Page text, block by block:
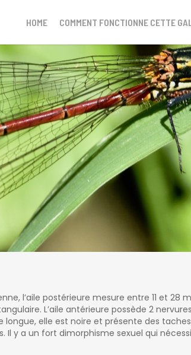
HOME COMMENT FONCTIONNE CETTE
l’aile postérieure mesure entre 11 et 28
L’aile antérieure possède 2
elle est noire et présente des
y a un fort dimorphisme sexuel qui